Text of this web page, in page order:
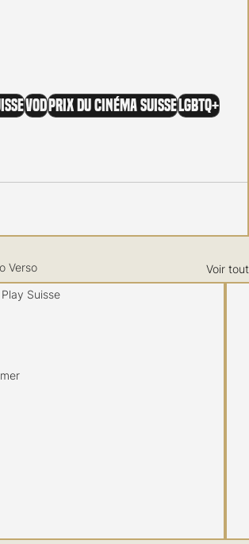
Verso
Suisse
VOD Prix du Cinéma Suisse LGBTQ+
Voir tout